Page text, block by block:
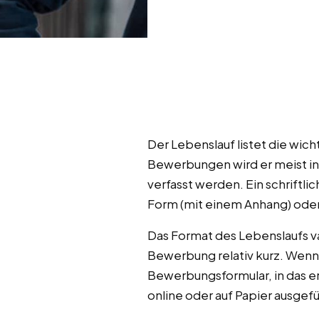
Der Lebenslauf listet die
Bewerbungen wird er meist
verfasst werden. Ein
Form (mit einem Anhang)
Das Format des Lebenslaufs
Bewerbung relativ kurz.
Bewerbungsformular, in das
online oder auf Papier